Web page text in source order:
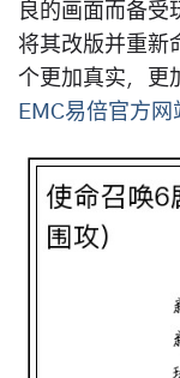
良的画面而备受
将其改版并重新
个更加真实，更
EMC易倍官方网